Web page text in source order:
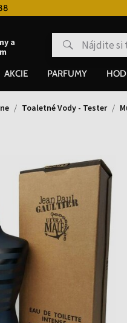
systém
a
AKCIE PARFUMY
Toaletné Vody - Tester